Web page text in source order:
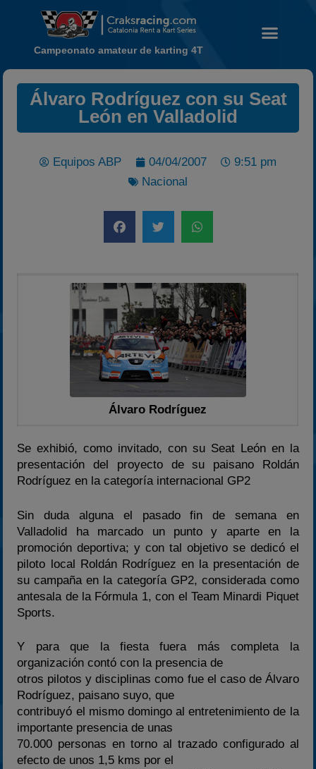
Noticias
Calendario
Carreras finalizadas
Temporada 2026
2024
2025
Estadísticas
Campeonato amateur de karting 4T
Álvaro Rodríguez con su Seat
León en Valladolid
Equipos ABP 04/04/2007
9:51 pm
Nacional
Álvaro Rodríguez
Se exhibió, como invitado, con su Seat León en la
presentación del proyecto de su paisano Roldán
Rodríguez en la categoría internacional GP2
Sin duda alguna el pasado fin de semana en
Valladolid ha marcado un punto y aparte en la
promoción deportiva; y con tal objetivo se dedicó el
piloto local Roldán Rodríguez en la presentación de
su campaña en la categoría GP2, considerada como
antesala de la Fórmula 1, con el Team Minardi Piquet
Sports.
Y para que la fiesta fuera más completa la
organización contó con la presencia de
otros pilotos y disciplinas como fue el caso de Álvaro
Rodríguez, paisano suyo, que
contribuyó el mismo domingo al entretenimiento de la
importante presencia de unas
70.000 personas en torno al trazado configurado al
efecto de unos 1,5 kms por el